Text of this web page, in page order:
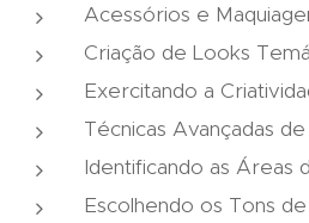
Acessórios e
Criação de Looks
Exercitando a
Técnicas Avançadas
Identificando as Áreas
Escolhendo os Tons